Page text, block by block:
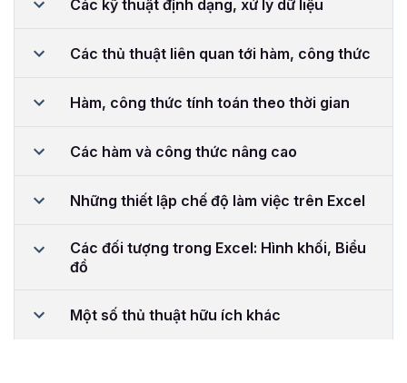
Các kỹ thuật định dạng, xử lý dữ liệu
Các thủ thuật liên quan tới hàm, công thức
Hàm, công thức tính toán theo thời gian
Các hàm và công thức nâng cao
Những thiết lập chế độ làm việc trên Excel
Các đối tượng trong Excel: Hình khối, Biểu
đồ
Một số thủ thuật hữu ích khác